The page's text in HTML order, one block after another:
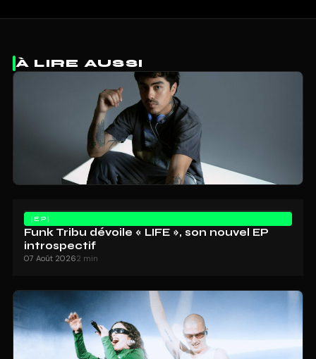
À LIRE AUSSI
EP
Funk Tribu dévoile « LIFE », son nouvel EP
introspectif
07 Août 20262 min